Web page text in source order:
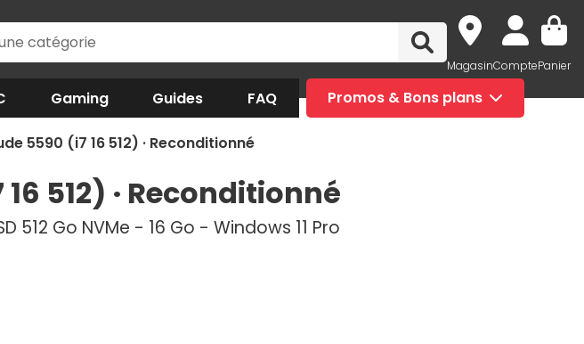
MagasinComptePanier
Gaming Guides FAQ Promos & Bons plans
5590 (i7 16 512) · Reconditionné
512) · Reconditionné
512 Go NVMe - 16 Go - Windows 11 Pro